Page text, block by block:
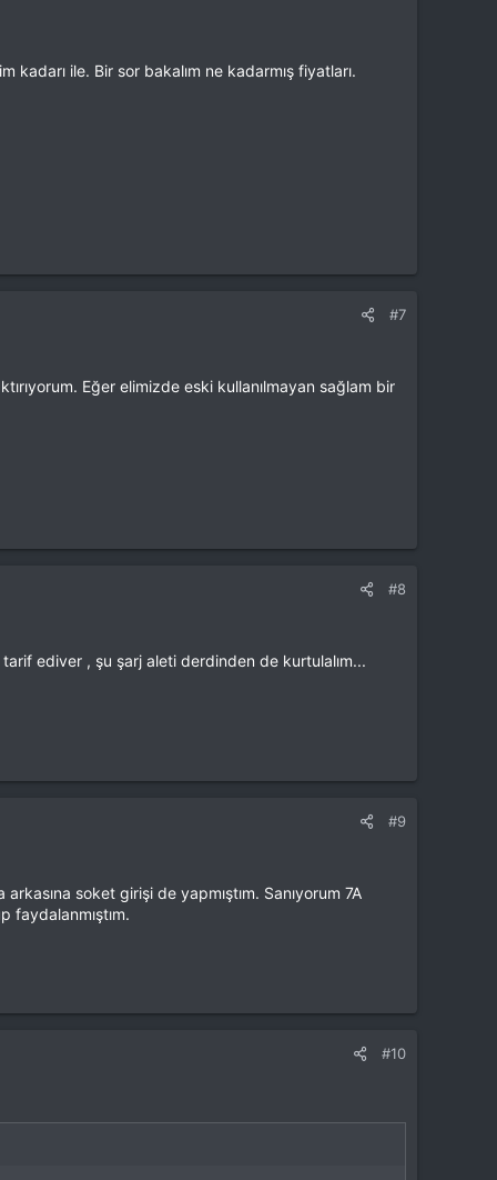
ile. Bir sor bakalım ne kadarmış fiyatları.
#7
Eğer elimizde eski kullanılmayan sağlam bir
#8
ediver , şu şarj aleti derdinden de kurtulalım...
#9
soket girişi de yapmıştım. Sanıyorum 7A
faydalanmıştım.
#10